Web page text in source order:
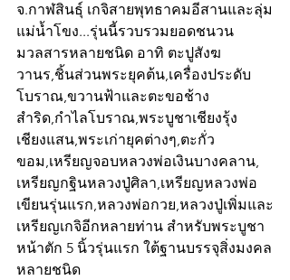
จ.กาฬสินธุ์ เกจิสายพุทธาคมอีสานและลุ่ม
แม่น้ำโขง...รุ่นนี้รวบรวมยอดชนวน
มวลสารหลายชนิด อาทิ ตะปูสังฆ
วานร,ชิ้นส่วนพระยุคต้น,เครื่องประดับ
โบราณ,ขวานฟ้าและตะขอช้าง
สำริด,กำไลโบราณ,พระบูชาเชียงรุ้ง
เชียงแสน,พระเก่ายุคต่างๆ,ตะกั่ว
ขอม,เหรียญจอบหลวงพ่อเงินบางคลาน,
เหรียญกฐินหลวงปู่ศิลา,เหรียญหลวงพ่อ
เขียนรุ่นแรก,หลวงพ่อกวย,หลวงปู่เพิ่มและ
เหรียญเกจิอีกหลายท่าน สำหรับพระบูชา
หน้าตัก 5 นิ้วรุ่นแรก ใต้ฐานบรรจุสิ่งมงคล
หลายชนิด